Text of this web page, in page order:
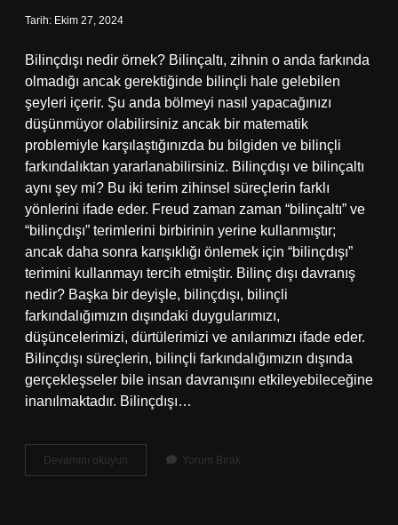
Tarih: Ekim 27, 2024
Bilinçdışı nedir örnek? Bilinçaltı, zihnin o anda farkında
olmadığı ancak gerektiğinde bilinçli hale gelebilen
şeyleri içerir. Şu anda bölmeyi nasıl yapacağınızı
düşünmüyor olabilirsiniz ancak bir matematik
problemiyle karşılaştığınızda bu bilgiden ve bilinçli
farkındalıktan yararlanabilirsiniz. Bilinçdışı ve bilinçaltı
aynı şey mi? Bu iki terim zihinsel süreçlerin farklı
yönlerini ifade eder. Freud zaman zaman “bilinçaltı” ve
“bilinçdışı” terimlerini birbirinin yerine kullanmıştır;
ancak daha sonra karışıklığı önlemek için “bilinçdışı”
terimini kullanmayı tercih etmiştir. Bilinç dışı davranış
nedir? Başka bir deyişle, bilinçdışı, bilinçli
farkındalığımızın dışındaki duygularımızı,
düşüncelerimizi, dürtülerimizi ve anılarımızı ifade eder.
Bilinçdışı süreçlerin, bilinçli farkındalığımızın dışında
gerçekleşseler bile insan davranışını etkileyebileceğine
inanılmaktadır. Bilinçdışı…
Devamını okuyun Bilinçdışı
Iletişim
Yorum Bırak